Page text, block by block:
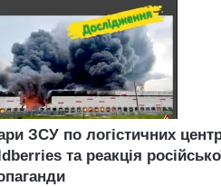
ЗСУ по логістичних
та реакція